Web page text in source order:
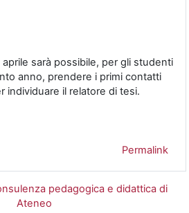
aprile sarà possibile, per gli studenti
anno, prendere i primi contatti
individuare il relatore di tesi.
Permalink
pedagogica e didattica di
Ateneo